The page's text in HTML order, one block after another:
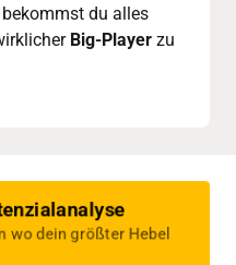
du alles
Big-Player zu
wo dein größter Hebel